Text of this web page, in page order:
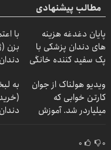
مطالب پیشنهادی
پایان دغدغه هزینه
های دندان پزشکی با
پک سفید کننده خانگی
با
بزن
دندان40%تخفیف)
ویدیو هولناک از جوان
کارتن خوابی که
میلیاردر شد. آموزش
به
دندان
۰ ۰